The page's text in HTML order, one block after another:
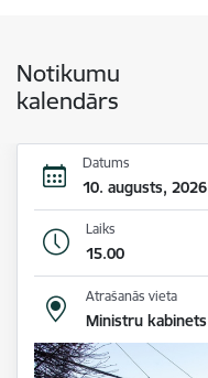
Notikumu
kalendārs
Datums
10. augusts, 2026
Laiks
15.00
Atrašanās vieta
Ministru kabinets